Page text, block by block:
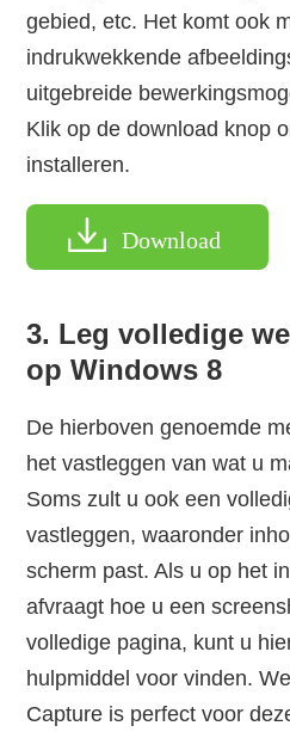
gebied, etc. Het komt ook
indrukwekkende
uitgebreide
Klik op de download knop
installeren.
Download
3. Leg volledige
op Windows 8
De hierboven genoemde
het vastleggen van wat u
Soms zult u ook een
vastleggen, waaronder
scherm past. Als u op het
afvraagt hoe u een
volledige pagina, kunt u
hulpmiddel voor vinden.
Capture is perfect voor